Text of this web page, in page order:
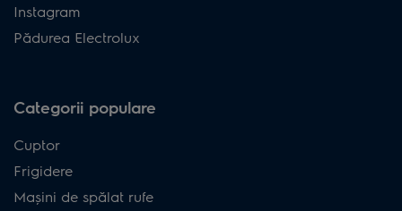
Instagram
Pădurea Electrolux
Categorii populare
Cuptor
Frigidere
Mașini de spălat rufe